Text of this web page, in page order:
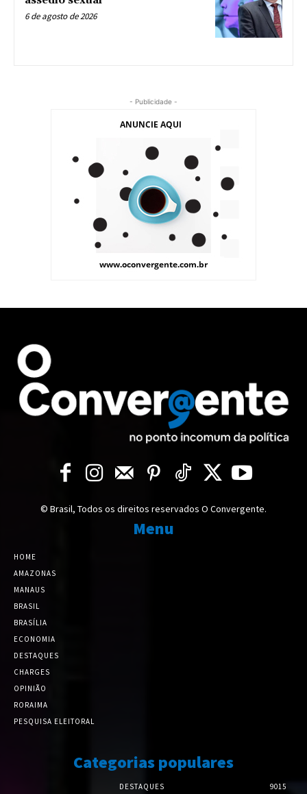
6 de agosto de 2026
- Publicidade -
© Brasil, Todos os direitos reservados O Convergente.
Menu
HOME
AMAZONAS
MANAUS
BRASIL
BRASÍLIA
ECONOMIA
DESTAQUES
CHARGES
OPINIÃO
RORAIMA
PESQUISA ELEITORAL
Categorias populares
DESTAQUES 9015